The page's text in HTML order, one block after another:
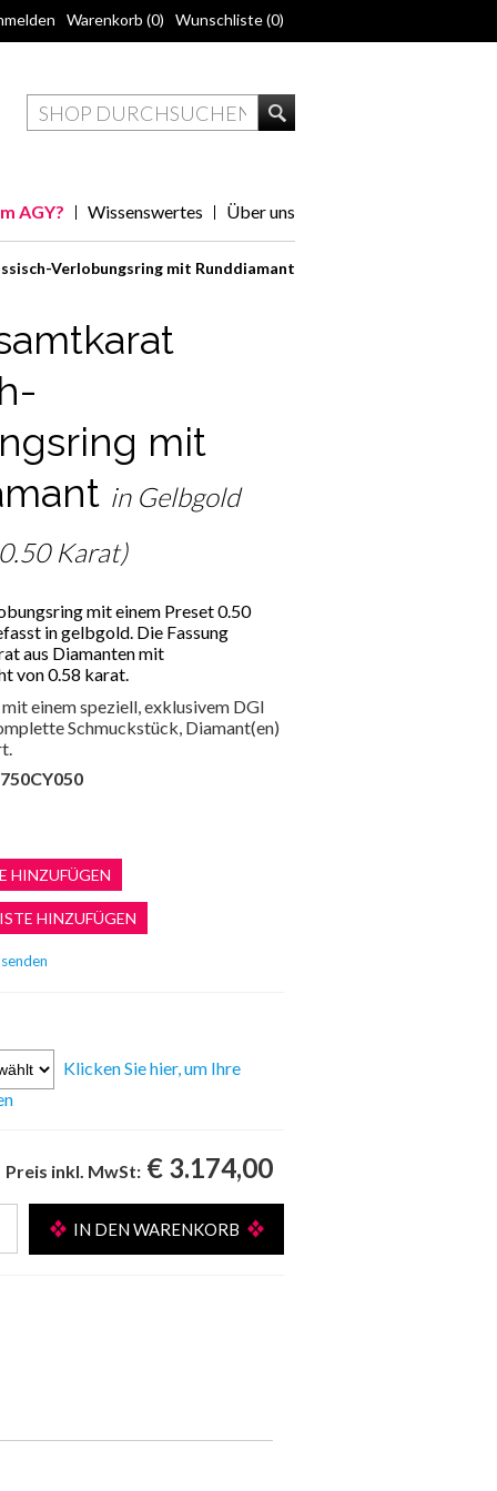
Warenkorb (0) Wunschliste(0)
Über uns
Wissenswertes
AGY?
Verlobungsring mit Runddiamant
mit
in Gelbgold
Karat)
mit einem Preset 0.50
in gelbgold. Die Fassung
aus Diamanten mit
von 0.58 karat.
einem speziell, exklusivem DGI
Schmuckstück, Diamant(en)
Klicken Sie hier, um Ihre
Preis inkl. MwSt: € 3.174,00